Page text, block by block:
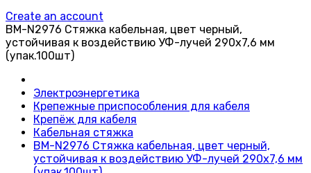
Create an account
BM-N2976 Стяжка кабельная, цвет черный,
устойчивая к воздействию УФ-лучей 290x7,6 мм
(упак.100шт)
Электроэнергетика
Крепежные приспособления для кабеля
Крепёж для кабеля
Кабельная стяжка
BM-N2976 Стяжка кабельная, цвет черный,
устойчивая к воздействию УФ-лучей 290x7,6 мм